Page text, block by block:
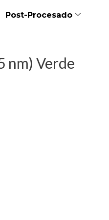
Post-Procesado
nm) Verde